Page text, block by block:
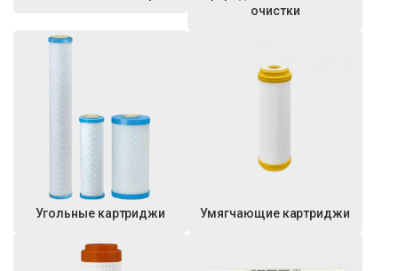
очистки
Угольные картриджи Умягчающие картриджи